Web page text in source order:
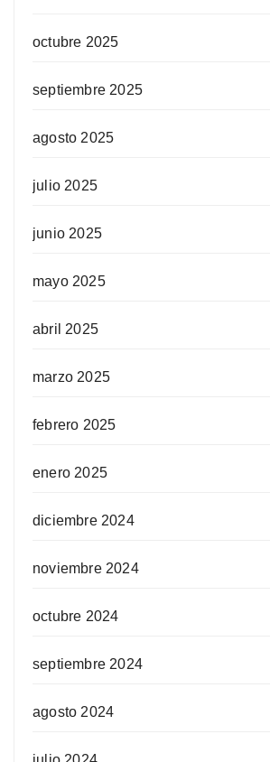
octubre 2025
septiembre 2025
agosto 2025
julio 2025
junio 2025
mayo 2025
abril 2025
marzo 2025
febrero 2025
enero 2025
diciembre 2024
noviembre 2024
octubre 2024
septiembre 2024
agosto 2024